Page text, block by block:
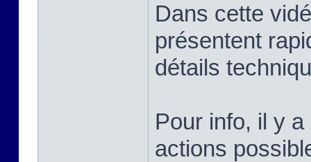
Dans cette
présentent
détails
Pour info, il y
actions